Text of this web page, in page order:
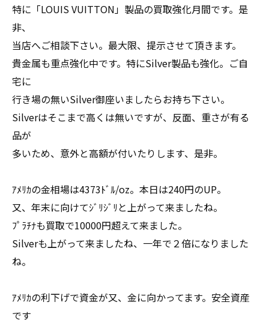
特に「LOUIS VUITTON」製品の買取強化月間です。是
非、
当店へご相談下さい。最大限、提示させて頂きます。
貴金属も重点強化中です。特にSilver製品も強化。ご自
宅に
行き場の無いSilver御座いましたらお持ち下さい。
Silverはそこまで高くは無いですが、反面、重さが有る
品が
多いため、意外と高額が付いたりします、是非。
ｱﾒﾘｶの金相場は4373ﾄﾞﾙ/oz。本日は240円のUP。
又、年末に向けてｼﾞﾘｼﾞﾘと上がって来ましたね。
ﾌﾟﾗﾁﾅも買取で10000円超えて来ました。
Silverも上がって来ましたね、一年で２倍になりました
ね。
ｱﾒﾘｶの利下げで資金が又、金に向かってます。安全資産
です